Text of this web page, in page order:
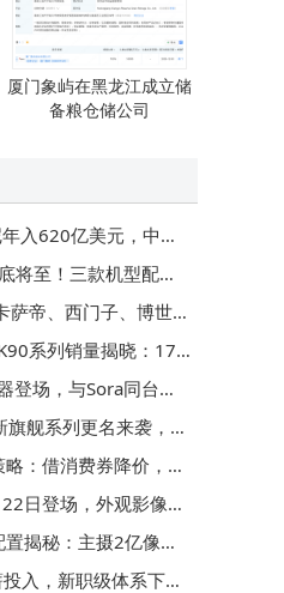
厦门象屿在黑龙江成立储
备粮仓储公司
，中国本土IP崛起成新挑战？
配置揭秘，影像实力直逼旗舰
、博世突围战，谁能破局内卷？
晓：17系列表现亮眼累计破244万
竞技，引领视频创作智能化浪潮
袭，性能续航双突破值得期待
价，小屏拍照强机入手更划算
观影像升级，配置亮点抢先看
像素，长焦潜望式设计引期待
体系下多岗位现百万高薪热招